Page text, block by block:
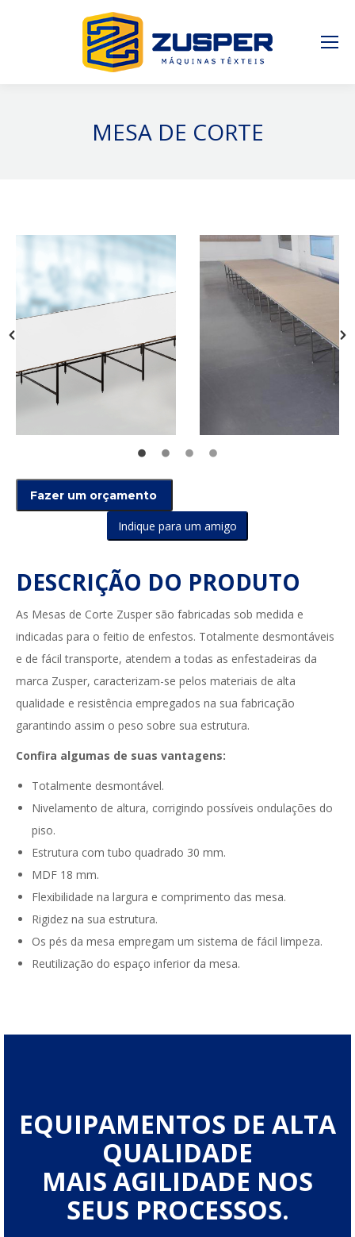
MESA DE CORTE
Indique para um amigo
DESCRIÇÃO DO PRODUTO
As Mesas de Corte Zusper são fabricadas sob medida e
indicadas para o feitio de enfestos. Totalmente desmontáveis
e de fácil transporte, atendem a todas as enfestadeiras da
marca Zusper, caracterizam-se pelos materiais de alta
qualidade e resistência empregados na sua fabricação
garantindo assim o peso sobre sua estrutura.
Confira algumas de suas vantagens:
Totalmente desmontável.
Nivelamento de altura, corrigindo possíveis ondulações do
piso.
Estrutura com tubo quadrado 30 mm.
MDF 18 mm.
Flexibilidade na largura e comprimento das mesa.
Rigidez na sua estrutura.
Os pés da mesa empregam um sistema de fácil limpeza.
Reutilização do espaço inferior da mesa.
EQUIPAMENTOS DE ALTA
QUALIDADE
MAIS AGILIDADE NOS
SEUS PROCESSOS.